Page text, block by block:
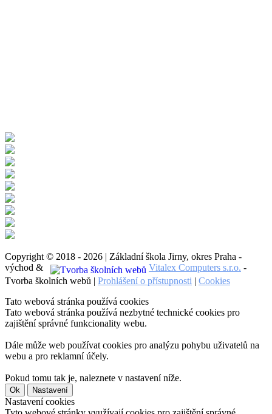
Copyright © 2018 - 2026 | Základní škola Jirny, okres Praha -
východ &
Vitalex Computers s.r.o. -
Tvorba školních webů | Prohlášení o přístupnosti | Cookies
Tato webová stránka používá cookies
Tato webová stránka používá nezbytné technické cookies pro
zajištění správné funkcionality webu.
Dále může web používat cookies pro analýzu pohybu uživatelů na
webu a pro reklamní účely.
Pokud tomu tak je, naleznete v nastavení níže.
Ok Nastavení
Nastavení cookies